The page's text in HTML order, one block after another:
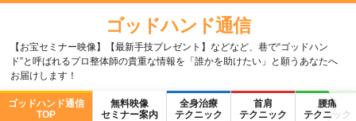
ゴッドハンド通信
【お宝セミナー映像】【最新手技プレゼント】などなど、巷で“ゴッドハン
ド”と呼ばれるプロ整体師の貴重な情報を「誰かを助けたい」と願うあなたへ
お届けします！
ゴッドハンド通信
TOP
無料映像
セミナー案内
全身治療
テクニック
首肩
テクニック
腰痛
テクニック